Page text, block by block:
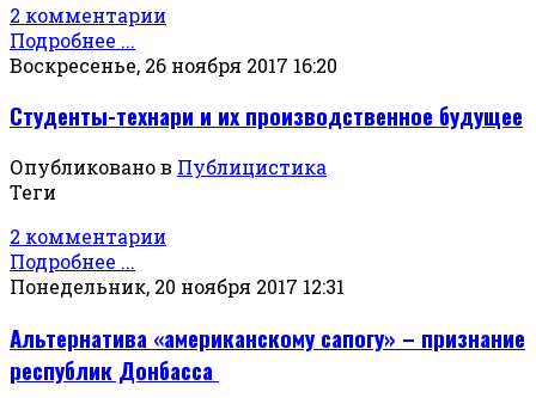
2 комментарии
Подробнее ...
Воскресенье, 26 ноября 2017 16:20
Студенты-технари и их производственное будущее
Опубликовано в Публицистика
Теги
2 комментарии
Подробнее ...
Понедельник, 20 ноября 2017 12:31
Альтернатива «американскому сапогу» – признание
республик Донбасса